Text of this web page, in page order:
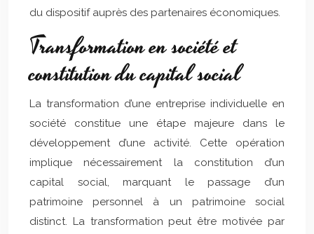
du dispositif auprès des partenaires économiques.
Transformation en société et
constitution du capital social
La transformation d’une entreprise individuelle en
société constitue une étape majeure dans le
développement d’une activité. Cette opération
implique nécessairement la constitution d’un
capital social, marquant le passage d’un
patrimoine personnel à un patrimoine social
distinct. La transformation peut être motivée par